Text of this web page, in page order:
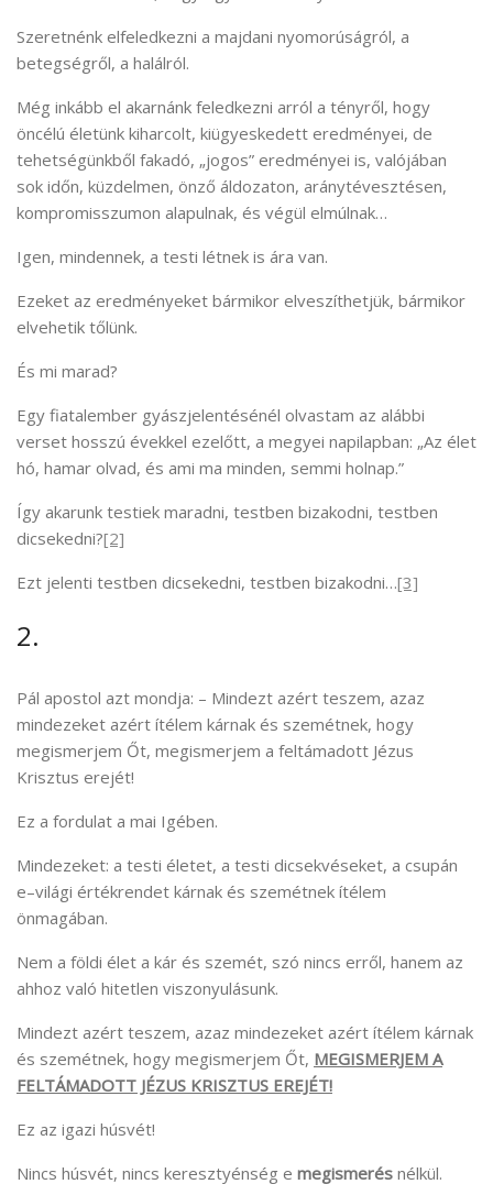
Szeretnénk elfeledkezni a majdani nyomorúságról, a
betegségről, a halálról.
Még inkább el akarnánk feledkezni arról a tényről, hogy
öncélú életünk kiharcolt, kiügyeskedett eredményei, de
tehetségünkből fakadó, „jogos” eredményei is, valójában
sok időn, küzdelmen, önző áldozaton, aránytévesztésen,
kompromisszumon alapulnak, és végül elmúlnak…
Igen, mindennek, a testi létnek is ára van.
Ezeket az eredményeket bármikor elveszíthetjük, bármikor
elvehetik tőlünk.
És mi marad?
Egy fiatalember gyászjelentésénél olvastam az alábbi
verset hosszú évekkel ezelőtt, a megyei napilapban: „Az élet
hó, hamar olvad, és ami ma minden, semmi holnap.”
Így akarunk testiek maradni, testben bizakodni, testben
dicsekedni?[2]
Ezt jelenti testben dicsekedni, testben bizakodni…[3]
2.
Pál apostol azt mondja: – Mindezt azért teszem, azaz
mindezeket azért ítélem kárnak és szemétnek, hogy
megismerjem Őt, megismerjem a feltámadott Jézus
Krisztus erejét!
Ez a fordulat a mai Igében.
Mindezeket: a testi életet, a testi dicsekvéseket, a csupán
e–világi értékrendet kárnak és szemétnek ítélem
önmagában.
Nem a földi élet a kár és szemét, szó nincs erről, hanem az
ahhoz való hitetlen viszonyulásunk.
Mindezt azért teszem, azaz mindezeket azért ítélem kárnak
és szemétnek, hogy megismerjem Őt, MEGISMERJEM A
FELTÁMADOTT JÉZUS KRISZTUS EREJÉT!
Ez az igazi húsvét!
Nincs húsvét, nincs keresztyénség e megismerés nélkül.